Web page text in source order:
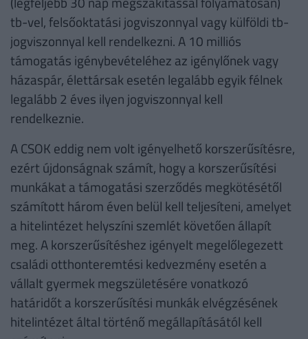
tb-vel, felsőoktatási jogviszonnyal vagy külföldi tb-
jogviszonnyal kell rendelkezni. A 10 milliós
támogatás igénybevételéhez az igénylőnek vagy
házaspár, élettársak esetén legalább egyik félnek
legalább 2 éves ilyen jogviszonnyal kell
rendelkeznie.
A CSOK eddig nem volt igényelhető korszerűsítésre,
ezért újdonságnak számít, hogy a korszerűsítési
munkákat a támogatási szerződés megkötésétől
számított három éven belül kell teljesíteni, amelyet
a hitelintézet helyszíni szemlét követően állapít
meg. A korszerűsítéshez igényelt megelőlegezett
családi otthonteremtési kedvezmény esetén a
vállalt gyermek megszületésére vonatkozó
határidőt a korszerűsítési munkák elvégzésének
hitelintézet által történő megállapításától kell